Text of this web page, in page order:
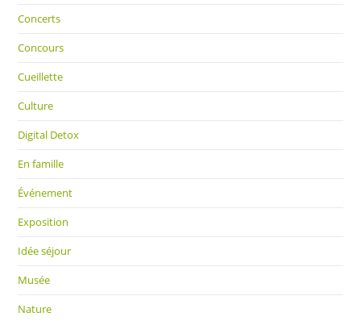
Concerts
Concours
Cueillette
Culture
Digital Detox
En famille
Événement
Exposition
Idée séjour
Musée
Nature